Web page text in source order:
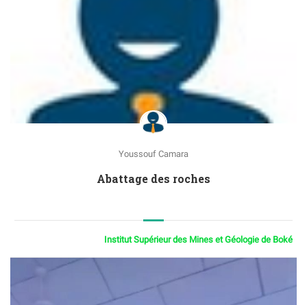
Youssouf Camara
Abattage des roches
Institut Supérieur des Mines et Géologie de Boké